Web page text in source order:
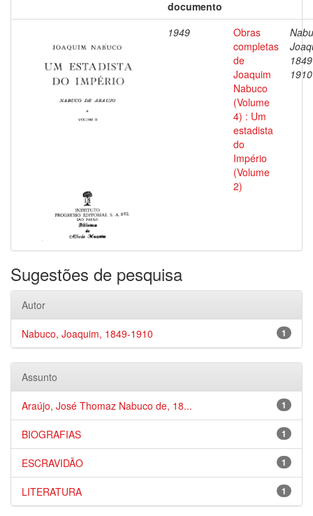
documento
1949
Obras
completas
de
Joaquim
Nabuco
(Volume
4) : Um
estadista
do
Império
(Volume
2)
1910
Sugestões de pesquisa
Autor
1
Nabuco, Joaquim, 1849-1910
Assunto
1
Araújo, José Thomaz Nabuco de, 18...
1
BIOGRAFIAS
1
ESCRAVIDÃO
1
LITERATURA